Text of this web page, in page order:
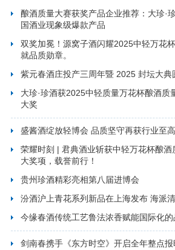
酿酒质量大赛获奖产品企业推荐：大珍·
国酒业现象级爆款产品
双奖加冕！源窝子酒闪耀2025中轻万花
就品质勋章。
紫元春酒庄投产三周年暨 2025 封坛大典
大珍·珍酒获2025中轻质量万花杯酿酒质
大奖
盛酱酒绽放轻博会 品质坚守再获行业至
荣耀时刻 | 君典酒业斩获中轻万花杯酿酒
大奖项，载誉前行！
贵州珍酒精彩亮相第八届进博会
汾酒沪上青花系列新品在上海发布 海派
今缘春酒传统工艺鲁法浓香赋能国际化
剑南春携手《东方时空》开启全年整点